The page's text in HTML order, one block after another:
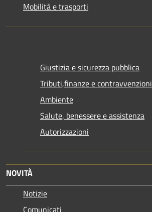
Mobilità e trasporti
Giustizia e sicurezza pubblica
Tributi,finanze e contravvenzioni
Ambiente
Salute, benessere e assistenza
Autorizzazioni
NOVITÀ
Notizie
Comunicati